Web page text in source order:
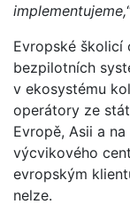
implementujeme,
Evropské školicí
bezpilotních
v ekosystému
operátory ze
Evropě, Asii a
výcvikového
evropským
nelze.